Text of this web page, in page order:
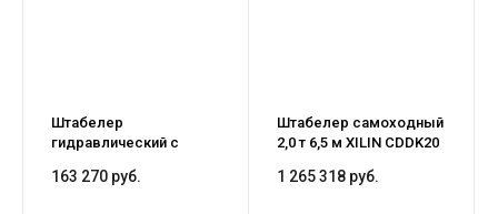
Штабелер
гидравлический с
1,6 м TOR CTD20/16
163 270 руб.
Штабелер самоходный
2,0 т 6,5 м XILIN CDDK20
опоры (с платформой)
1 265 318 руб.